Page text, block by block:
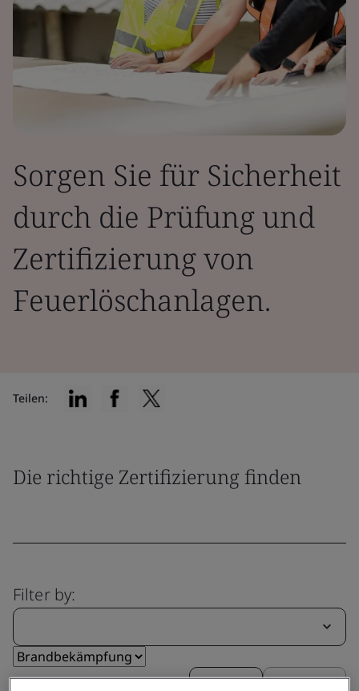
Sorgen Sie für Sicherheit
durch die Prüfung und
Zertifizierung von
Feuerlöschanlagen.
Teilen:
Die richtige Zertifizierung finden
Filter by: